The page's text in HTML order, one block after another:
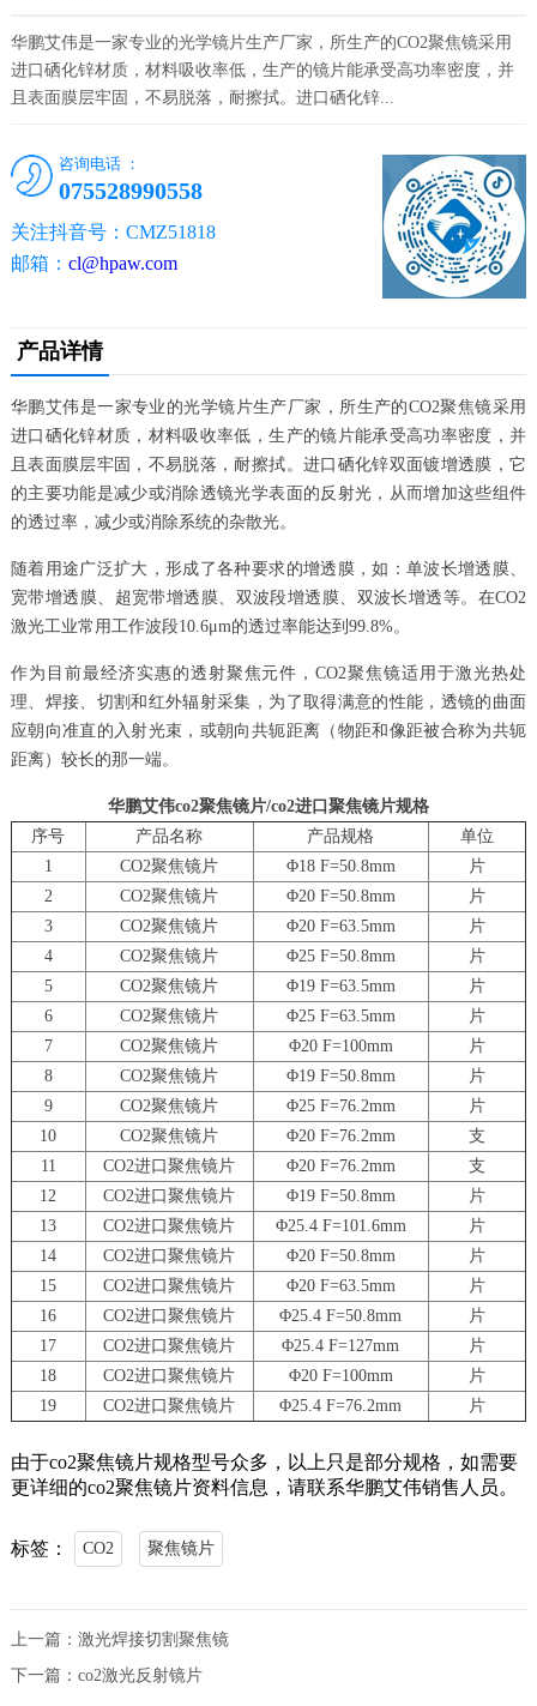
华鹏艾伟是一家专业的光学镜片生产厂家，所生产的CO2聚焦镜采用
进口硒化锌材质，材料吸收率低，生产的镜片能承受高功率密度，并
且表面膜层牢固，不易脱落，耐擦拭。进口硒化锌...
咨询电话 ：
075528990558
关注抖音号：CMZ51818
邮箱： cl@hpaw.com
产品详情
华鹏艾伟是一家专业的光学镜片生产厂家，所生产的CO2聚焦镜采用
进口硒化锌材质，材料吸收率低，生产的镜片能承受高功率密度，并
且表面膜层牢固，不易脱落，耐擦拭。进口硒化锌双面镀增透膜，它
的主要功能是减少或消除透镜光学表面的反射光，从而增加这些组件
的透过率，减少或消除系统的杂散光。
随着用途广泛扩大，形成了各种要求的增透膜，如：单波长增透膜、
宽带增透膜、超宽带增透膜、双波段增透膜、双波长增透等。在CO2
激光工业常用工作波段10.6μm的透过率能达到99.8%。
作为目前最经济实惠的透射聚焦元件，CO2聚焦镜适用于激光热处
理、焊接、切割和红外辐射采集，为了取得满意的性能，透镜的曲面
应朝向准直的入射光束，或朝向共轭距离（物距和像距被合称为共轭
距离）较长的那一端。
华鹏艾伟co2聚焦镜片/co2进口聚焦镜片规格
序号
产品名称 产品规格
单位
1
CO2聚焦镜片 Φ18 F=50.8mm
片
2
CO2聚焦镜片 Φ20 F=50.8mm
片
3
CO2聚焦镜片 Φ20 F=63.5mm
片
4
CO2聚焦镜片 Φ25 F=50.8mm
片
5
CO2聚焦镜片 Φ19 F=63.5mm
片
6
CO2聚焦镜片 Φ25 F=63.5mm
片
7
CO2聚焦镜片 Φ20 F=100mm
片
8
CO2聚焦镜片 Φ19 F=50.8mm
片
9
CO2聚焦镜片 Φ25 F=76.2mm
片
10
CO2聚焦镜片 Φ20 F=76.2mm
支
11
CO2进口聚焦镜片 Φ20 F=76.2mm
支
12
CO2进口聚焦镜片 Φ19 F=50.8mm
片
13
CO2进口聚焦镜片 Φ25.4 F=101.6mm
片
14
CO2进口聚焦镜片 Φ20 F=50.8mm
片
15
CO2进口聚焦镜片 Φ20 F=63.5mm
片
16
CO2进口聚焦镜片 Φ25.4 F=50.8mm
片
17
CO2进口聚焦镜片 Φ25.4 F=127mm
片
18
CO2进口聚焦镜片 Φ20 F=100mm
片
19
CO2进口聚焦镜片 Φ25.4 F=76.2mm 片
由于co2聚焦镜片规格型号众多，以上只是部分规格，如需要
更详细的co2聚焦镜片资料信息，请联系华鹏艾伟销售人员。
标签： CO2 聚焦镜片
上一篇： 激光焊接切割聚焦镜
下一篇： co2激光反射镜片